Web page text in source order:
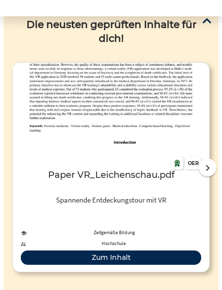
Die neusten geprüften Inhalte für
dich!
OER
Paper VR_Leichenschau.pdf
Spannende Entdeckungstour mit VR
Zeitgemäße Bildung
Hochschule
Zum Inhalt